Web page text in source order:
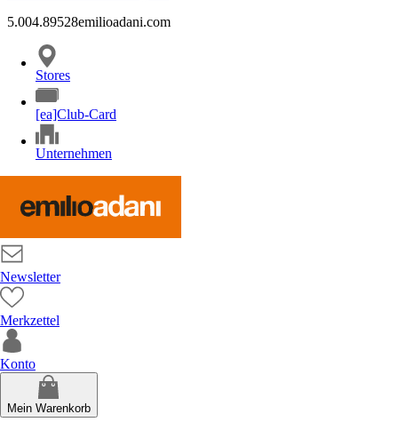
5.004.89528emilioadani.com
Stores
[ea]Club-Card
Unternehmen
Newsletter
Merkzettel
Konto
Mein Warenkorb